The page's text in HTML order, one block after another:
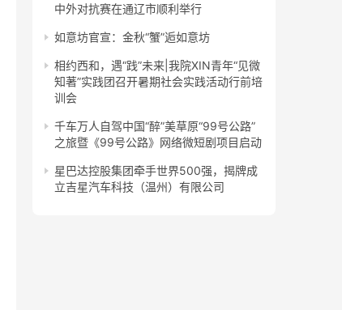
中外对抗赛在通辽市顺利举行
如意坊官宣：金秋“蟹”逅如意坊
相约西和，遇“践”未来|我院XIN青年“见微
知著”实践团召开暑期社会实践活动行前培
训会
千车万人自驾中国“醉”美草原“99号公路”
之旅暨《99号公路》网络微短剧项目启动
星巴达控股集团牵手世界500强，揭牌成
立吉星汽车科技（温州）有限公司